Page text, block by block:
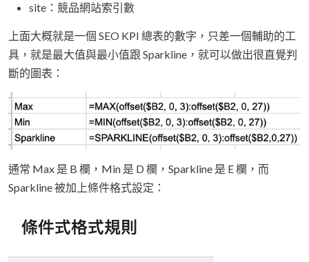
site：競品網站索引數
上面大概就是一個 SEO KPI 總表的數字，只差一個輔助的工
具，就是最大值與最小值跟 Sparkline，就可以做出很直覺判
斷的圖表：
通常 Max 是 B 欄，Min 是 D 欄，Sparkline 是 E 欄，而
Sparkline 被加上條件格式設定：